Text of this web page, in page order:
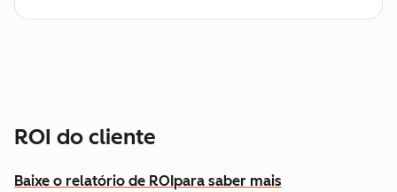
ROI do cliente
Baixe o relatório de ROI para saber mais